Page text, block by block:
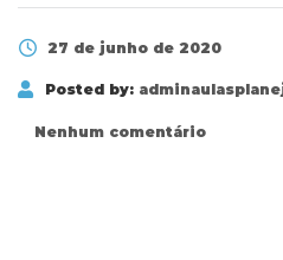
27 de junho de 2020
Posted by:
Nenhum comentário